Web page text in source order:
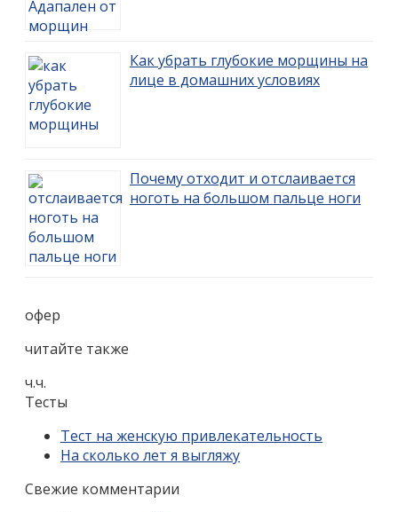
Как убрать глубокие морщины на
лице в домашних условиях
Почему отходит и отслаивается
ноготь на большом пальце ноги
офер
читайте также
ч.ч.
Тесты
Тест на женскую привлекательность
На сколько лет я выгляжу
Свежие комментарии